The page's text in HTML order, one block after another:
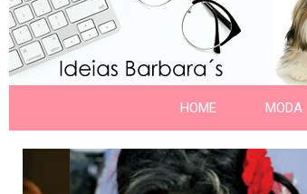
HOME MODA